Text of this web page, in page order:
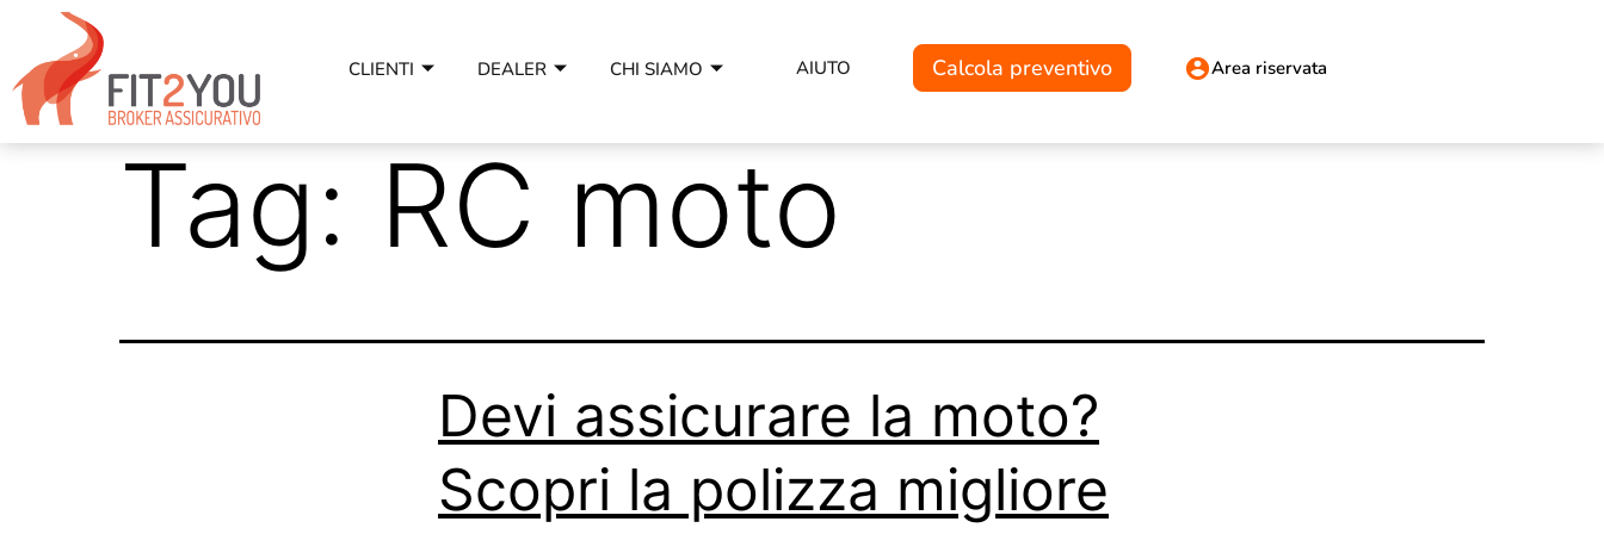
CLIENTI DEALER CHI SIAMO AIUTO Calcola preventivo Area riservata
Tag: RC moto
Devi assicurare la moto?
Scopri la polizza migliore